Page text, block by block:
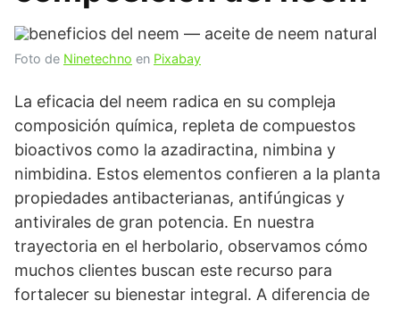
Foto de Ninetechno en Pixabay
La eficacia del neem radica en su compleja
composición química, repleta de compuestos
bioactivos como la azadiractina, nimbina y
nimbidina. Estos elementos confieren a la planta
propiedades antibacterianas, antifúngicas y
antivirales de gran potencia. En nuestra
trayectoria en el herbolario, observamos cómo
muchos clientes buscan este recurso para
fortalecer su bienestar integral. A diferencia de